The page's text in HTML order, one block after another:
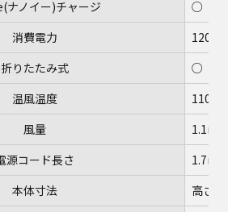
ナノイー)チャージ
○
消費電力
折りたたみ式
○
温風温度
風量
源コード長さ
1.7m
本体寸法
高さ